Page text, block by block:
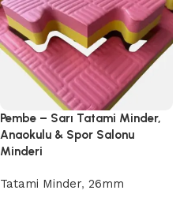
Pembe – Sarı Tatami Minder,
Anaokulu & Spor Salonu
Minderi
Tatami Minder, 26mm